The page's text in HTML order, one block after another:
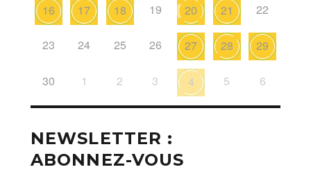
16 17 18 19 20 21 22
23 24 25 26 27 28 29
30 1 2 3 4 5 6
NEWSLETTER :
ABONNEZ-VOUS